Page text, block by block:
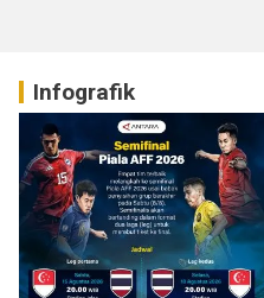
Infografik